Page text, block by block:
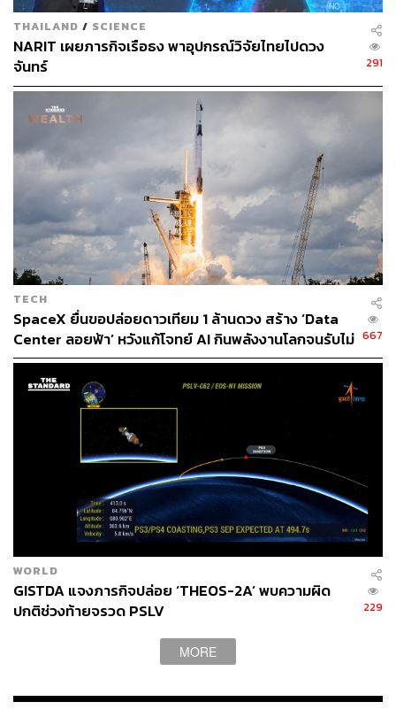
กรทอง วิริยะเศวตกุล
นักสื่อสารดาราศาสตร์ ครีเอเตอร์ด้านอวกาศ
THAILAND / SCIENCE
NARIT เผยภารกิจเรือธง พาอุปกรณ์วิจัยไทยไปดวง
จันทร์
291
TECH
SpaceX ยื่นขอปล่อยดาวเทียม 1 ล้านดวง สร้าง ‘Data
Center ลอยฟ้า’ หวังแก้โจทย์ AI กินพลังงานโลกจนรับไม่
ไหว
667
WORLD
GISTDA แจงภารกิจปล่อย ‘THEOS-2A’ พบความผิด
ปกติช่วงท้ายจรวด PSLV
229
MORE